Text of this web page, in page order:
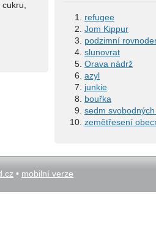
cukru,
refugee
Jom Kippur
podzimní
slunovrat
Orava nádrž
azyl
junkie
bouřka
sedm
zemětřesení
• mobilní verze